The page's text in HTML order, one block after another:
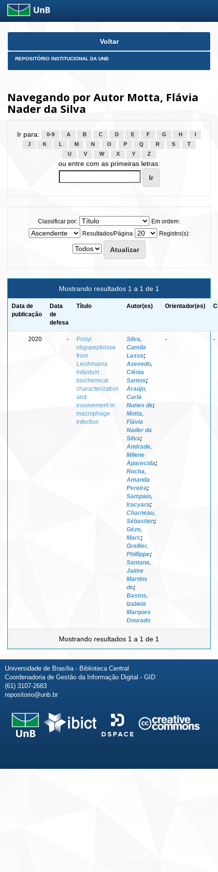
Skip
Voltar
REPOSITÓRIO INSTITUCIONAL DA UNB
Navegando por Autor Motta, Flávia
Nader da Silva
Ir para: 0-9 A B C D E F G H
J
K L M N O P Q R S
T
U
V W X Y Z
ou entre com as primeiras letras:
Classificar por:
Em ordem:
Resultados/Página
Registro(s):
Mostrando resultados 1 a 1 de 1
Data de
publicação
Data
de
defesa
Título Autor(es) Orientador(es)
2020 -
Prolyl
oligopeptidase
from
Leishmania
infantum :
biochemical
characterization
and
involvement in
macrophage
infection
Silva,
Camila
Lasse;
Azevedo,
Clênia
Santos;
Araújo,
Carla
Nunes de;
Motta,
Flávia
Nader da
Silva;
Andrade,
Milene
Aparecida;
Rocha,
Amanda
Pereira;
Sampaio,
Iracyara;
Charneau,
Sébastien;
Gèze,
Marc;
Grellier,
Phillippe;
Santana,
Jaime
Martins
de;
Bastos,
Izabela
Marques
Dourado
- -
Mostrando resultados 1 a 1 de 1
Universidade de Brasília - Biblioteca Central
Coordenadoria de Gestão da Informação Digital - GID
(61) 3107-2683
repositorio@unb.br